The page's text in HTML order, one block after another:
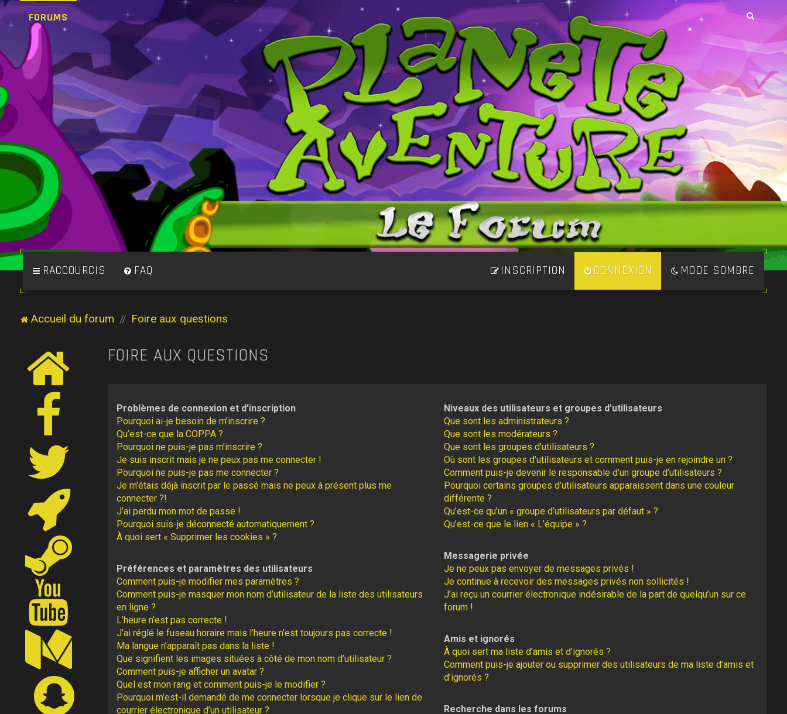
FORUMS
RACCOURCIS MODE SOMBRE
FAQ CONNEXION
INSCRIPTION
Accueil du forum Foire aux questions
FOIRE AUX QUESTIONS
Problèmes de connexion et d’inscription
Pourquoi ai-je besoin de m’inscrire ?
Qu’est-ce que la COPPA ?
Pourquoi ne puis-je pas m’inscrire ?
Je suis inscrit mais je ne peux pas me connecter !
Pourquoi ne puis-je pas me connecter ?
Je m’étais déjà inscrit par le passé mais ne peux à présent plus me
connecter ?!
J’ai perdu mon mot de passe !
Pourquoi suis-je déconnecté automatiquement ?
À quoi sert « Supprimer les cookies » ?
Préférences et paramètres des utilisateurs
Comment puis-je modifier mes paramètres ?
Comment puis-je masquer mon nom d’utilisateur de la liste des utilisateurs
en ligne ?
L’heure n’est pas correcte !
J’ai réglé le fuseau horaire mais l’heure n’est toujours pas correcte !
Ma langue n’apparaît pas dans la liste !
Que signifient les images situées à côté de mon nom d’utilisateur ?
Comment puis-je afficher un avatar ?
Quel est mon rang et comment puis-je le modifier ?
Pourquoi m’est-il demandé de me connecter lorsque je clique sur le lien de
courrier électronique d’un utilisateur ?
Niveaux des utilisateurs et groupes d’utilisateurs
Que sont les administrateurs ?
Que sont les modérateurs ?
Que sont les groupes d’utilisateurs ?
Où sont les groupes d’utilisateurs et comment puis-je en rejoindre un ?
Comment puis-je devenir le responsable d’un groupe d’utilisateurs ?
Pourquoi certains groupes d’utilisateurs apparaissent dans une couleur
différente ?
Qu’est-ce qu’un « groupe d’utilisateurs par défaut » ?
Qu’est-ce que le lien « L’équipe » ?
Messagerie privée
Je ne peux pas envoyer de messages privés !
Je continue à recevoir des messages privés non sollicités !
J’ai reçu un courrier électronique indésirable de la part de quelqu’un sur ce
forum !
Amis et ignorés
À quoi sert ma liste d’amis et d’ignorés ?
Comment puis-je ajouter ou supprimer des utilisateurs de ma liste d’amis et
d’ignorés ?
Recherche dans les forums